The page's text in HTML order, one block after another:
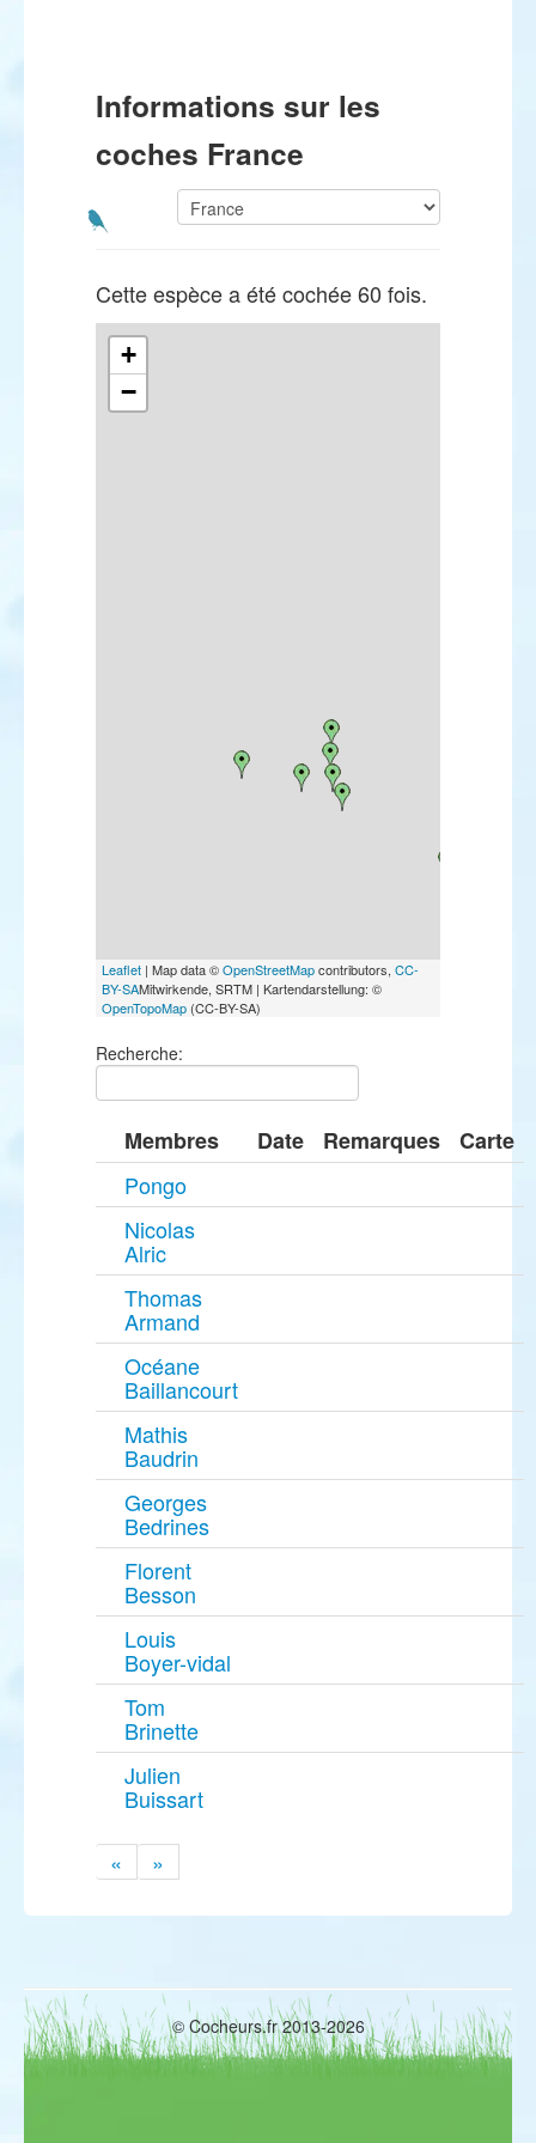
Informations sur les
coches France
Cette espèce a été cochée 60 fois.
+
−
Leaflet | Map data ©OpenStreetMapcontributors, CC-
BY-SAMitwirkende, SRTM | Kartendarstellung: ©
OpenTopoMap (CC-BY-SA)
Recherche:
Membres Date Remarques
Carte
Pongo
Nicolas
Alric
Thomas
Armand
Océane
Baillancourt
Mathis
Baudrin
Georges
Bedrines
Florent
Besson
Louis
Boyer-vidal
Tom
Brinette
Julien
Buissart
« »
© Cocheurs.fr 2013-2026